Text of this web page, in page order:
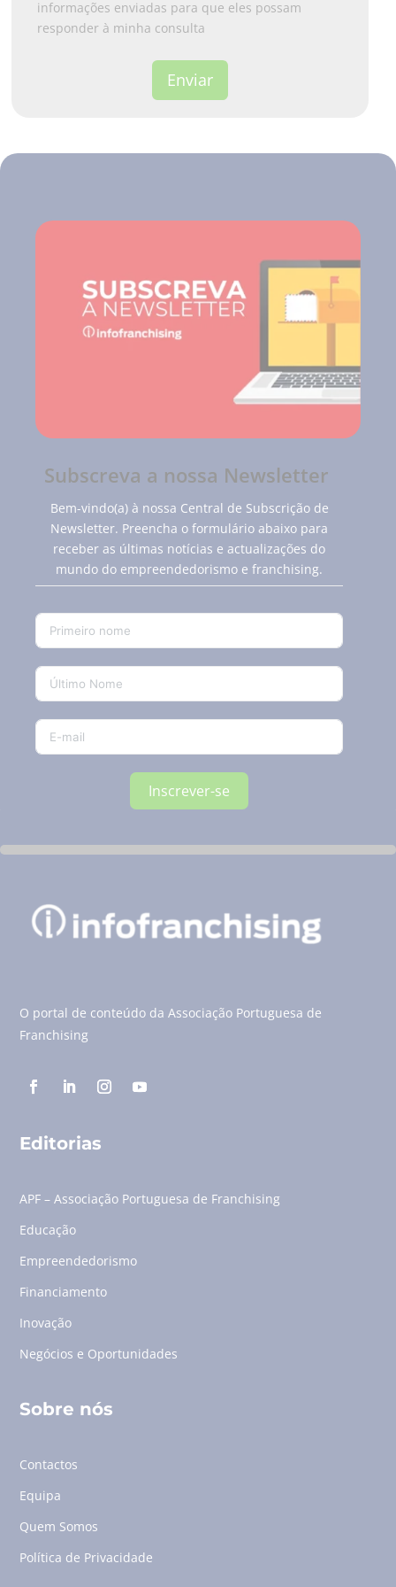
1informações enviadas para que eles possam
responder à minha consulta
Enviar
Subscreva a nossa Newsletter
Bem-vindo(a) à nossa Central de Subscrição de
Newsletter. Preencha o formulário abaixo para
receber as últimas notícias e actualizações do
mundo do empreendedorismo e franchising.
Inscrever-se
O portal de conteúdo da Associação Portuguesa de
Franchising
Editorias
APF – Associação Portuguesa de Franchising
Educação
Empreendedorismo
Financiamento
Inovação
Negócios e Oportunidades
Sobre nós
Contactos
Equipa
Quem Somos
Política de Privacidade